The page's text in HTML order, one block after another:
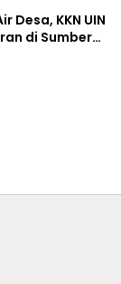
Desa, KKN UIN
di Sumber